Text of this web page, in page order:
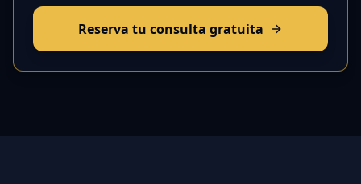
Reserva tu consulta gratuita